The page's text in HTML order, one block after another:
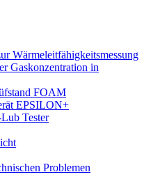
Wärmeleitfähigkeitsmessung
Gaskonzentration in
FOAM
EPSILON+
Tester
Problemen